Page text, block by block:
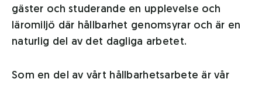
gäster och studerande en upplevelse och
läromiljö där hållbarhet genomsyrar och är en
naturlig del av det dagliga arbetet.
Som en del av vårt hållbarhetsarbete är vår